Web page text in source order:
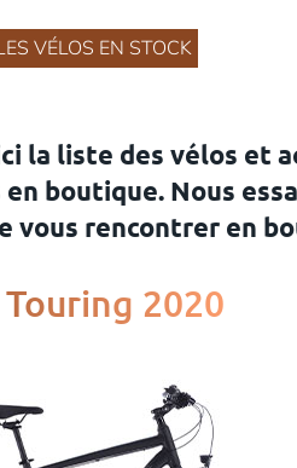
VÉLOS EN STOCK
la liste des vélos et
boutique. Nous
vous rencontrer en
Touring 2020